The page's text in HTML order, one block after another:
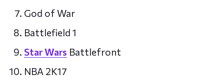
God of War
Battlefield 1
Star Wars Battlefront
NBA 2K17